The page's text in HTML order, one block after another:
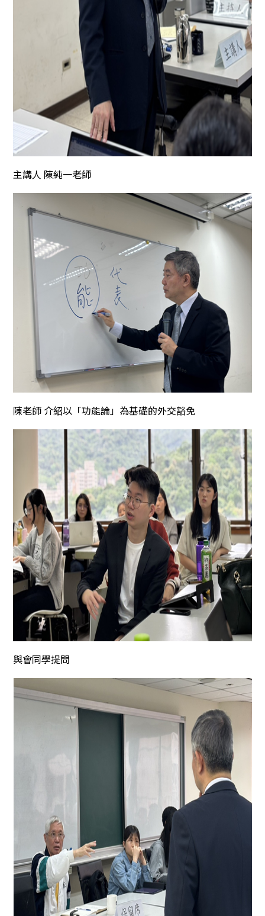
主講人 陳純一老師
陳老師 介紹以「功能論」為基礎的外交豁免
與會同學提問